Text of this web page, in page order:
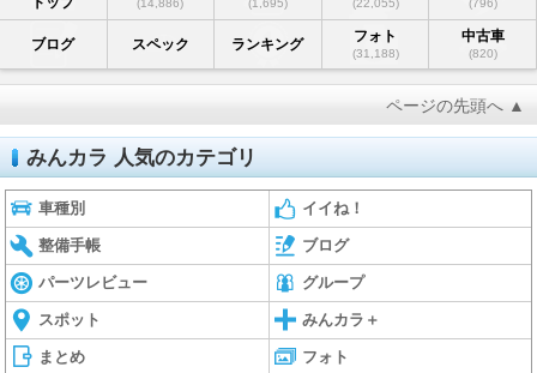
(14,886) (1,695) (22,055) (796)
ブログ スペック ランキング フォト
(31,188)
中古車
(820)
ページの先頭へ ▲
みんカラ 人気のカテゴリ
車種別 イイね！
整備手帳 ブログ
パーツレビュー グループ
スポット みんカラ＋
まとめ フォト